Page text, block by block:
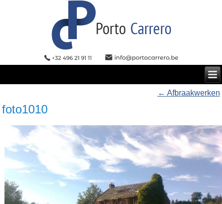
← Afbraakwerken
foto1010